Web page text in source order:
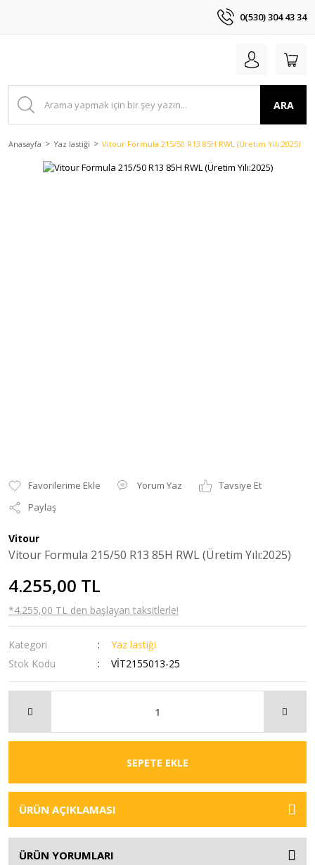
0(530) 304 43 34
ARA
Anasayfa Yaz lastiği Vitour Formula 215/50 R13 85H RWL (Üretim Yılı:2025)
Yorum Yaz
Tavsiye Et
Paylaş
Vitour
Vitour Formula 215/50 R13 85H RWL (Üretim Yılı:2025)
4.255,00 TL
*4.255,00 TL den başlayan taksitlerle!
Kategori
Yaz lastiği
Stok Kodu
VİT2155013-25
SEPETE EKLE
ÜRÜN AÇIKLAMASI
ÜRÜN YORUMLARI